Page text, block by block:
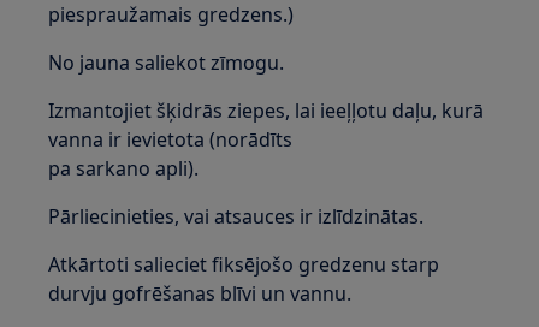
piespraužamais gredzens.)
No jauna saliekot zīmogu.
Izmantojiet šķidrās ziepes, lai ieeļļotu daļu, kurā
vanna ir ievietota (norādīts
pa sarkano apli).
Pārliecinieties, vai atsauces ir izlīdzinātas.
Atkārtoti salieciet fiksējošo gredzenu starp
durvju gofrēšanas blīvi un vannu.